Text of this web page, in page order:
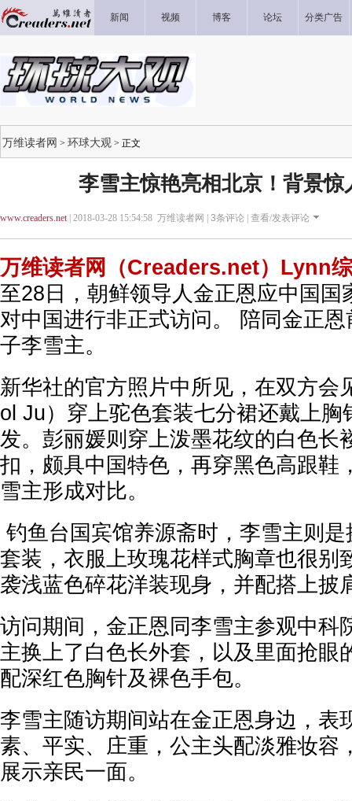
新闻 视频 博客 论坛 分类广告
万维读者网 > 环球大观 > 正文
李雪主惊艳亮相北京！背景惊
www.creaders.net| 2018-03-28 15:54:58 万维读者网 | 3条评论 | 查看/发表评论
万维读者网（Creaders.net）Lynn
至28日，朝鲜领导人金正恩应中国国
对中国进行非正式访问。 陪同金正
子李雪主。
新华社的官方照片中所见，在双方会
ol Ju）穿上驼色套装七分裙还戴上胸
发。彭丽媛则穿上泼墨花纹的白色长
扣，颇具中国特色，再穿黑色高跟鞋
雪主形成对比。
钓鱼台国宾馆养源斋时，李雪主则
套装，衣服上玫瑰花样式胸章也很别
袭浅蓝色碎花洋装现身，并配搭上披
访问期间，金正恩同李雪主参观中科
主换上了白色长外套，以及里面抢眼
配深红色胸针及裸色手包。
李雪主随访期间站在金正恩身边，表
素、平实、庄重，公主头配淡雅妆容
展示亲民一面。